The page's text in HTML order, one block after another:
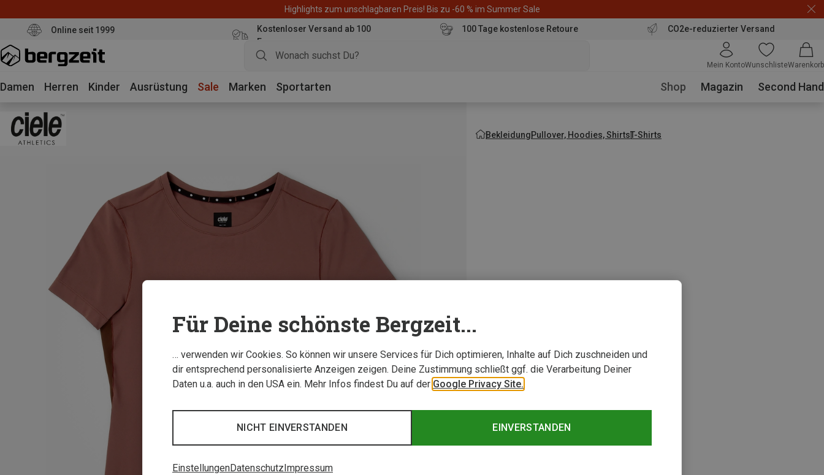
Highlights zum unschlagbaren Preis! Bis zu -60 % im Summer Sale
Online seit 1999
Kostenloser Versand ab 100
Euro
100 Tage kostenlose Retoure CO2e-reduzierter Versand
Mein KontoWunschlisteWarenkorb
Damen Herren Kinder Ausrüstung Sale Marken Sportarten Shop Magazin Second Hand
BekleidungPullover, Hoodies, ShirtsT-Shirts
Für Deine schönste Bergzeit...
… verwenden wir Cookies. So können wir unsere Services für Dich optimieren, Inhalte auf Dich zuschneiden und
dir entsprechend personalisierte Anzeigen zeigen. Deine Zustimmung schließt ggf. die Verarbeitung Deiner
Daten u.a. auch in den USA ein. Mehr Infos findest Du auf der Google Privacy Site.
EINVERSTANDEN
NICHT EINVERSTANDEN
EinstellungenDatenschutz Impressum